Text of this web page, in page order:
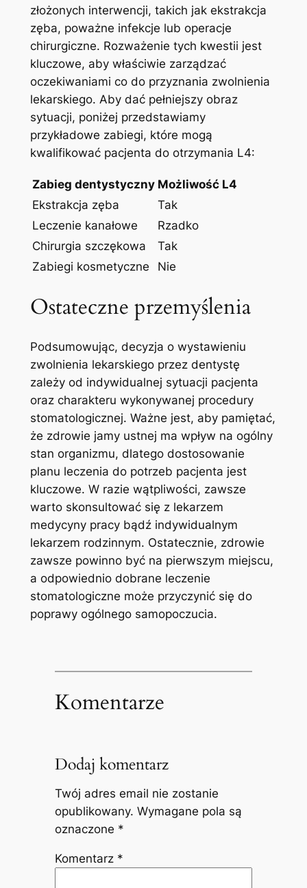
złożonych‌ interwencji, takich jak⁣ ekstrakcja​
zęba, poważne ‍infekcje lub operacje
chirurgiczne. Rozważenie tych kwestii jest⁣
kluczowe, ​aby właściwie zarządzać
oczekiwaniami co ⁣do przyznania zwolnienia
lekarskiego. Aby dać pełniejszy obraz
sytuacji, poniżej przedstawiamy
przykładowe zabiegi, które mogą
kwalifikować⁢ pacjenta‌ do otrzymania L4:
Zabieg ⁣dentystyczny Możliwość⁢ L4
Ekstrakcja zęba
Tak
Leczenie kanałowe
Rzadko
Chirurgia szczękowa
Tak
Zabiegi kosmetyczne
Nie
Ostateczne przemyślenia
Podsumowując,⁢ decyzja o wystawieniu‍
zwolnienia lekarskiego ‌przez ⁤dentystę
zależy od indywidualnej sytuacji pacjenta
oraz​ charakteru wykonywanej procedury
stomatologicznej. Ważne jest, aby pamiętać,
że zdrowie jamy ustnej ma wpływ na ogólny
stan organizmu, dlatego dostosowanie
planu leczenia do potrzeb pacjenta jest
kluczowe.⁢ W razie wątpliwości, zawsze ​
warto‌ skonsultować się ‍z lekarzem
medycyny pracy bądź indywidualnym⁣
lekarzem⁢ rodzinnym. Ostatecznie, zdrowie
⁣zawsze powinno być ‍na pierwszym miejscu,
a​ odpowiednio​ dobrane leczenie
stomatologiczne może ⁢przyczynić się do
poprawy‌ ogólnego samopoczucia.
Komentarze
Dodaj komentarz
Twój adres email nie zostanie
opublikowany. Wymagane pola są
oznaczone *
Komentarz *